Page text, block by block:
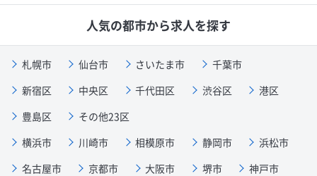
人気の都市から求人を探す
札幌市 仙台市 さいたま市
千葉市
新宿区
中央区 千代田区 渋谷区
港区
豊島区
その他23区
横浜市
川崎市 相模原市 静岡市
浜松市
名古屋市
京都市 大阪市 堺市
神戸市